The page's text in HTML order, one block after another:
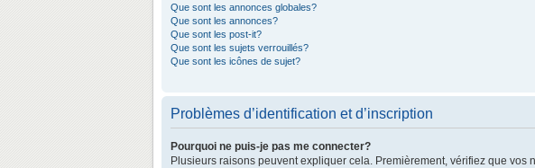
Que sont les annonces globales?
Que sont les annonces?
Que sont les post-it?
Que sont les sujets verrouillés?
Que sont les icônes de sujet?
Problèmes d’identification et d’inscription
Pourquoi ne puis-je pas me connecter?
Plusieurs raisons peuvent expliquer cela. Premièrement, vérifiez que vos